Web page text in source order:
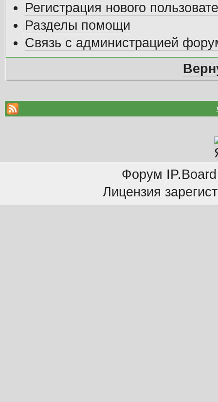
Регистрация нового
Разделы помощи
Связь с администрацией
Форум IP.Board
Лицензия